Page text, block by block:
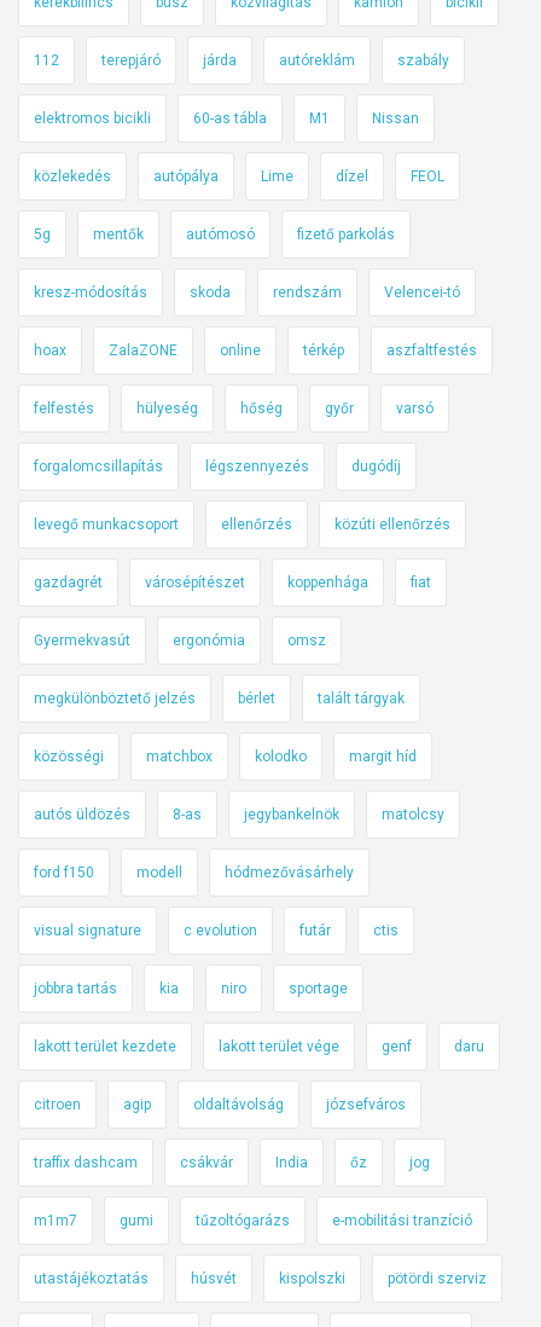
112 terepjáró járda autóreklám szabály
elektromos bicikli 60-as tábla M1 Nissan
közlekedés autópálya Lime dízel FEOL
5g mentők autómosó fizető parkolás
kresz-módosítás skoda rendszám Velencei-tó
hoax ZalaZONE online térkép aszfaltfestés
felfestés hülyeség hőség győr varsó
forgalomcsillapítás légszennyezés dugódíj
levegő munkacsoport ellenőrzés közúti ellenőrzés
gazdagrét városépítészet koppenhága fiat
Gyermekvasút ergonómia omsz
megkülönböztető jelzés bérlet talált tárgyak
közösségi matchbox kolodko margit híd
autós üldözés 8-as jegybankelnök matolcsy
ford f150 modell hódmezővásárhely
visual signature c evolution futár ctis
jobbra tartás kia niro sportage
lakott terület kezdete lakott terület vége genf daru
citroen agip oldaltávolság józsefváros
traffix dashcam csákvár India őz jog
m1m7 gumi tűzoltógarázs e-mobilitási tranzíció
utastájékoztatás húsvét kispolszki pötördi szerviz